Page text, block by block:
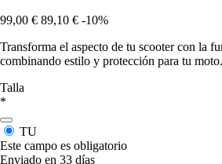
99,00 € 89,10 € -10%
Transforma el aspecto de tu scooter con la
combinando estilo y protección para tu moto.
Talla
*
TU
Este campo es obligatorio
Enviado en 33 días